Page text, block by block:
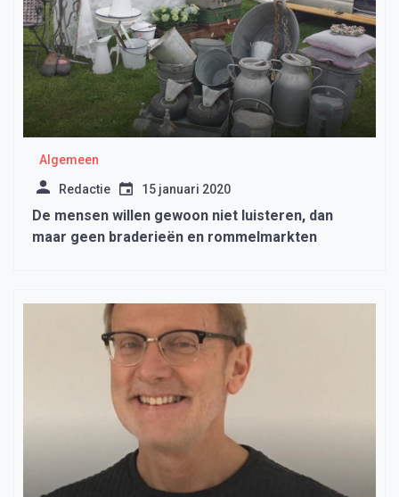
Algemeen
Redactie 15 januari 2020
De mensen willen gewoon niet luisteren, dan
maar geen braderieën en rommelmarkten